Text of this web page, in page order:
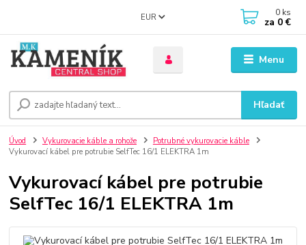
Menu
EUR
Hľadať
0 ks
za 0 €
Úvod Vykurovacie káble a rohože
Potrubné vykurovacie káble
Vykurovací kábel pre potrubie SelfTec 16/1 ELEKTRA 1m
Vykurovací kábel pre potrubie
SelfTec 16/1 ELEKTRA 1m